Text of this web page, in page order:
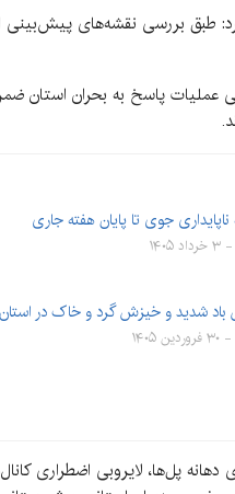
نژادخالقی امروز چهارشنبه ۱۵ اسفند دراین‌رابطه
عملیات پاسخ به بحران استان
ناپایداری جوی تا پایان هفته جاری
شدید و خیزش گرد و خاک در استان
پل‌ها، لایروبی اضطراری